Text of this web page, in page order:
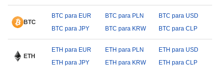
BTC
BTC para EUR BTC para PLN
BTC para USD
BTC para JPY
BTC para KRW BTC para CLP
ETH
ETH para EUR ETH para PLN
ETH para USD
ETH para JPY
ETH para KRW ETH para CLP